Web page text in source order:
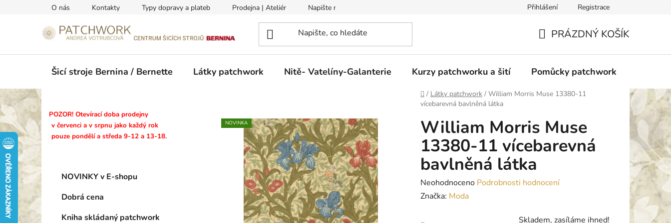
O nás Kontakty Typy dopravy a plateb Prodejna | Ateliér Napište nám Obchodní podmínky
Přihlášení Registrace
KOŠÍK
PRÁZDNÝ KOŠÍK
Šicí stroje Bernina / Bernette Látky patchwork Nitě- Vatelíny-Galanterie Kurzy patchworku a šití Pomůcky patchwork
Domů
/ Látky patchwork / William Morris Muse 13380-11
vícebarevná bavlněná látka
P
o
s
r
í
POZOR! Otevírací doba prodejny
v červenci a v srpnu jako každý rok
pouze pondělí a středa 9-12 a 13-18.
Přeskočit
kategorie
K
g
NOVINKY v E-shopu
Dobrá cena
Kniha skládaný patchwork
William Morris Muse
13380-11 vícebarevná
bavlněná látka
Průměrné
hodnocení
Neohodnoceno Podrobnosti hodnocení
Značka: Moda
Skladem, zasíláme ihned!
NOVINKA